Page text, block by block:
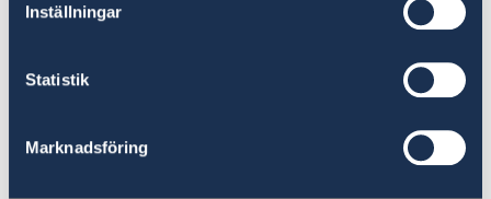
Inställningar
Statistik
Marknadsföring
reseinformation om världens länder från
Om UD Resklar på regeringen.se